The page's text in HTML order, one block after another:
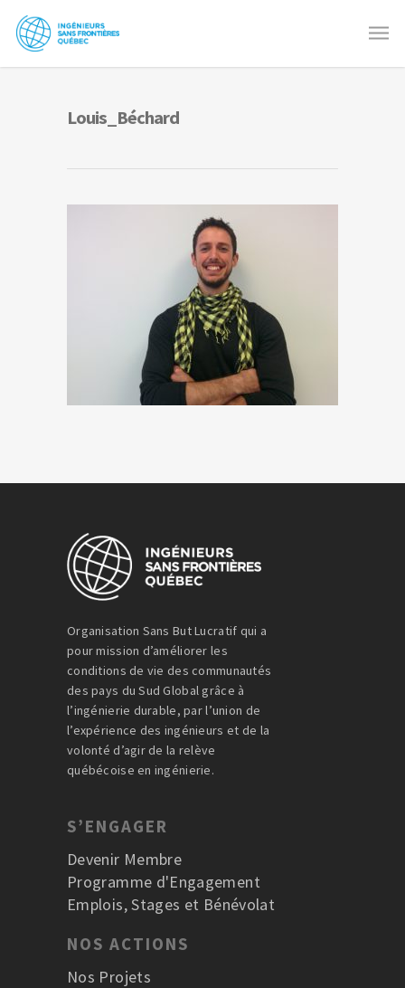
Louis_Béchard
Organisation Sans But Lucratif qui a
pour mission d’améliorer les
conditions de vie des communautés
des pays du Sud Global grâce à
l’ingénierie durable, par l’union de
l’expérience des ingénieurs et de la
volonté d’agir de la relève
québécoise en ingénierie.
S’ENGAGER
Devenir Membre
Programme d'Engagement
Emplois, Stages et Bénévolat
NOS ACTIONS
Nos Projets